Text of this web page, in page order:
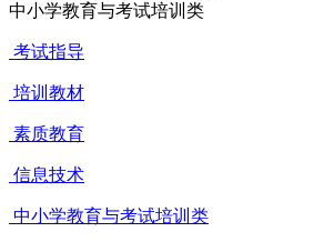
中小学教育与考试培训类
考试指导
培训教材
素质教育
信息技术
中小学教育与考试培训类